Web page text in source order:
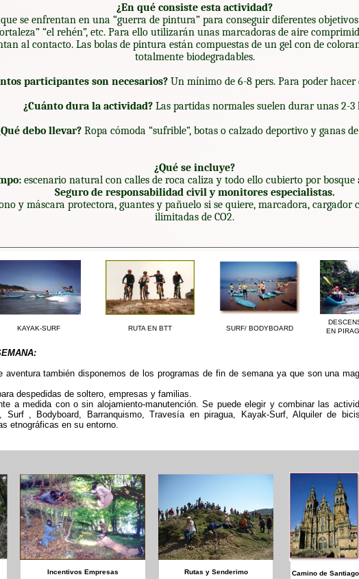
¿En qué consiste esta actividad?
se enfrentan en una “guerra de pintura” para conseguir diferentes objetivos
“el rehén”, etc. Para ello utilizarán unas marcadoras de aire
al contacto. Las bolas de pintura están compuestas de un gel con de
totalmente biodegradables.
participantes son necesarios? Un mínimo de 6-8 pers. Para poder hacer
¿Cuánto dura la actividad? Las partidas normales suelen durar unas 2-3
debo llevar? Ropa cómoda “sufrible”, botas o calzado deportivo y ganas
¿Qué se incluye?
escenario natural con calles de roca caliza y todo ello cubierto por
Seguro de responsabilidad civil y monitores especialistas.
y máscara protectora, guantes y pañuelo si se quiere, marcadora, cargador
ilimitadas de CO2.
KAYAK-SURF RUTA EN BTT SURF/ BODYBOARD
EN
aventura también disponemos de los programas de fin de semana ya que son una
despedidas de soltero, empresas y familias.
a medida con o sin alojamiento-manutención. Se puede elegir y combinar las
Surf , Bodyboard, Barranquismo, Travesía en piragua, Kayak-Surf, Alquiler de
etnográficas en su entorno.
Incentivos Empresas Rutas y Senderimo Camino de Santiago